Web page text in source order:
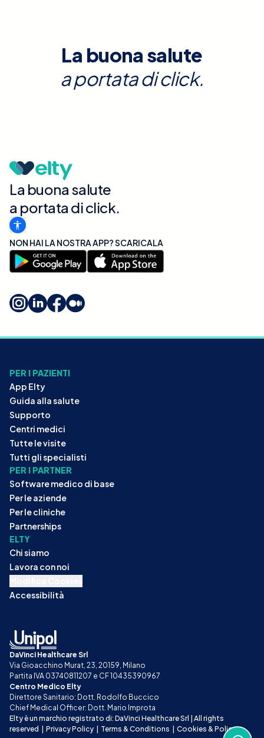
La buona salute
a portata di click.
La buona salute
a portata di click.
NON HAI LA NOSTRA APP? SCARICALA
PER I PAZIENTI
App Elty
Guida alla salute
Supporto
Centri medici
Tutte le visite
Tutti gli specialisti
PER I PARTNER
Software medico di base
Per le aziende
Per le cliniche
Partnerships
ELTY
Chi siamo
Lavora con noi
Accessibilità
DaVinci Healthcare Srl
Via Gioacchino Murat, 23, 20159, Milano
Partita IVA 03740811207 e CF 10435390967
Centro Medico Elty
Direttore Sanitario: Dott. Rodolfo Buccico
Chief Medical Officer: Dott. Mario Improta
Elty è un marchio registrato di: DaVinci Healthcare Srl | All rights
reserved | Privacy Policy | Terms & Conditions | Cookies & Policy